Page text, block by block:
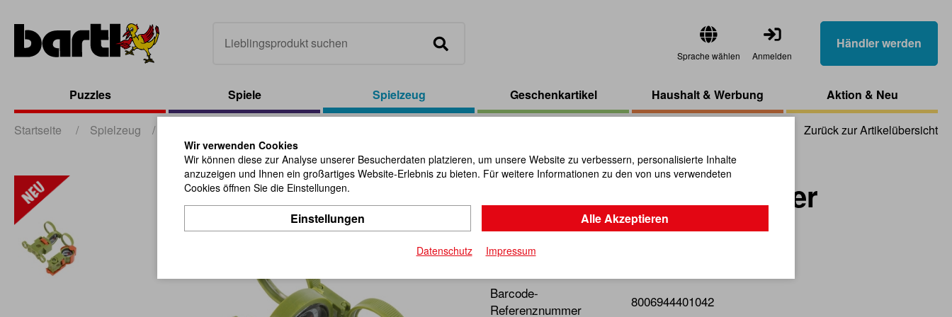
Sprache wählen Anmelden
Händler werden
Puzzles Spiele Spielzeug Geschenkartikel Haushalt & Werbung Aktion & Neu
Startseite / Spielzeug / Zurück zur Artikelübersicht
EXPLORA Optic Wonder
Artikel-Nr.:113136
Raus in die Natur! Die Welt entdecken.
Barcode-
Referenznummer
8006944401042
Wir verwenden Cookies
Wir können diese zur Analyse unserer Besucherdaten platzieren, um unsere Website zu verbessern, personalisierte Inhalte
anzuzeigen und Ihnen ein großartiges Website-Erlebnis zu bieten. Für weitere Informationen zu den von uns verwendeten
Cookies öffnen Sie die Einstellungen.
Einstellungen Alle Akzeptieren
Datenschutz Impressum